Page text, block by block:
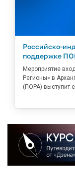
Российско-
поддержке
Мероприятие
Регионы» в
(ПОРА) выступит